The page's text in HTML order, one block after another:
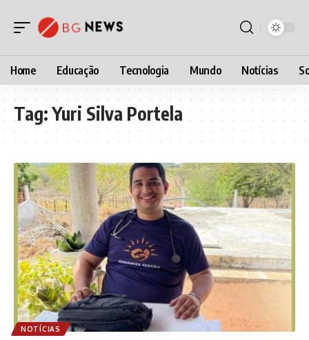
Home Educação Tecnologia Mundo Notícias
Tag:Yuri Silva Portela
NOTÍCIAS